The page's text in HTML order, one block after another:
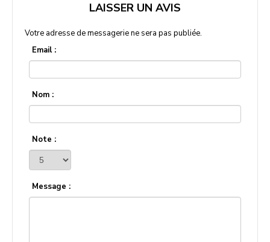
LAISSER UN AVIS
Votre adresse de messagerie ne sera pas publiée.
Email :
Nom :
Note :
Message :